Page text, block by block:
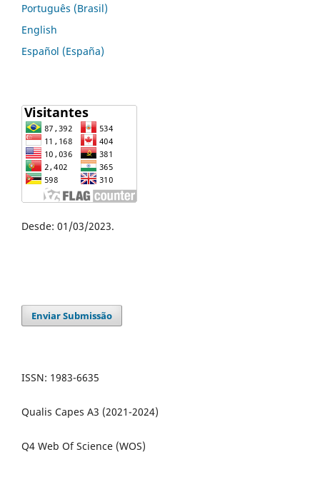
Português (Brasil)
English
Español (España)
Desde: 01/03/2023.
Enviar Submissão
ISSN: 1983-6635
Qualis Capes A3 (2021-2024)
Q4 Web Of Science (WOS)